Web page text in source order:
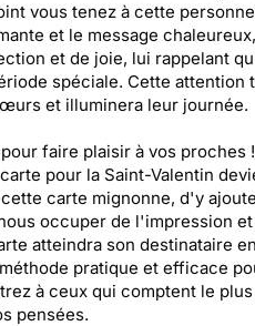
vous tenez à cette
et le message
et de joie, lui rappelant
spéciale. Cette attention
et illuminera leur journée.
faire plaisir à vos proches
pour la Saint-Valentin
carte mignonne, d'y
occuper de l'impression
atteindra son destinataire
pratique et efficace
à ceux qui comptent le
pensées.